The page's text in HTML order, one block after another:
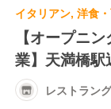
【オープニ
業】天満橋駅
レストラン